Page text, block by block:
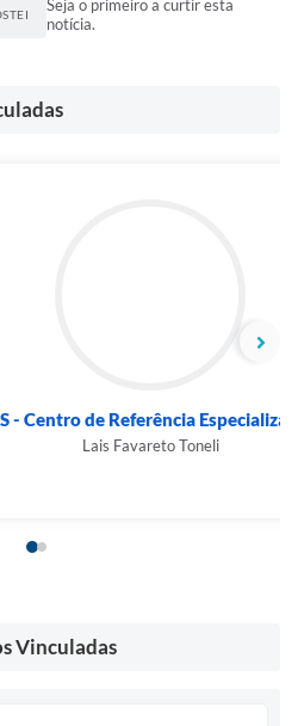
Seja o primeiro a curtir esta
notícia.
Referência de Assistência
Vinculadas